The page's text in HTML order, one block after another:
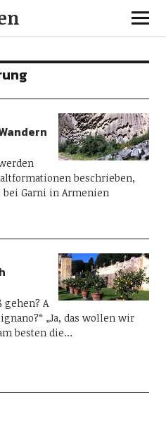
beschrieben,
Garni in Armenien
A
„Ja, das wollen wir
besten die…